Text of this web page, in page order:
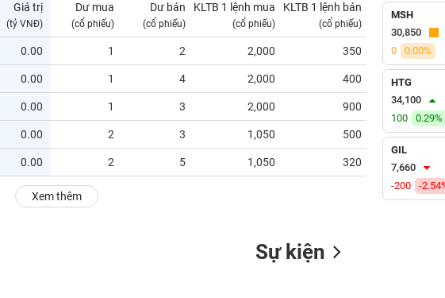
Giá trị
(tỷ VNĐ)
Dư mua
(cổ phiếu)
Dư bán
(cổ phiếu)
KLTB 1 lệnh mua
(cổ phiếu)
KLTB 1 lệnh bán
(cổ phiếu)
0.00 1 2 2,000 350 0.00
0.00 1 4 2,000 400
0.00 1 3 2,000 900 0.00
0.00 2 3 1,050 500 0.00
0.00 2 5 1,050 320 0.00
Xem thêm
MSH
30,850
0
0.00%
HTG
34,100
100
0.29%
GIL
7,660
-200
-
Sự kiện